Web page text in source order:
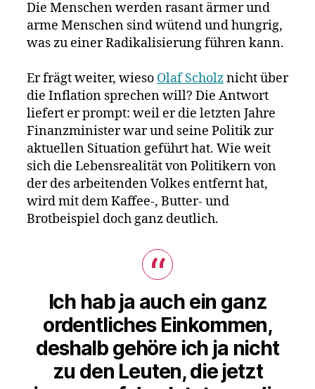
Die Menschen werden rasant ärmer und
arme Menschen sind wütend und hungrig,
was zu einer Radikalisierung führen kann.
Er frägt weiter, wieso Olaf Scholznicht über
die Inflation sprechen will? Die Antwort
liefert er prompt: weil er die letzten Jahre
Finanzminister war und seine Politik zur
aktuellen Situation geführt hat. Wie weit
sich die Lebensrealität von Politikern von
der des arbeitenden Volkes entfernt hat,
wird mit dem Kaffee-, Butter- und
Brotbeispiel doch ganz deutlich.
Ich hab ja auch ein ganz
ordentliches Einkommen,
deshalb gehöre ich ja nicht
zu den Leuten, die jetzt